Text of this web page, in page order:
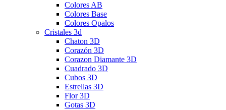
Colores AB
Colores Base
Colores Opalos
Cristales 3d
Chaton 3D
Corazón 3D
Corazon Diamante 3D
Cuadrado 3D
Cubos 3D
Estrellas 3D
Flor 3D
Gotas 3D